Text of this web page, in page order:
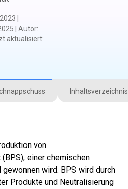
2023
Autor:
aktualisiert:
Inhaltsverzeichnis
von
einer chemischen
wird. BPS wird durch
Produkte und Neutralisierung